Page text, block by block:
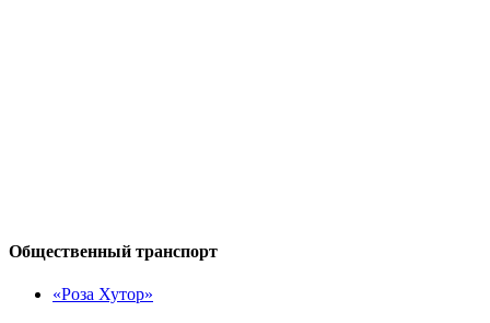
Общественный транспорт
«Роза Хутор»